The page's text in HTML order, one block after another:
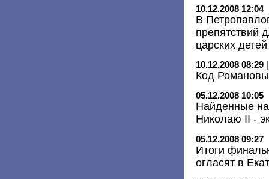
10.12.2008 12:04
В
препятствий
царских детей
10.12.2008 08:29
Код
05.12.2008 10:05
Найденные
Николаю II -
05.12.2008 09:27
Итоги
огласят в